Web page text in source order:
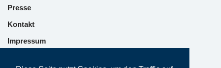
Presse
Kontakt
Impressum